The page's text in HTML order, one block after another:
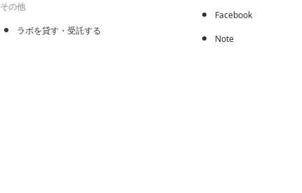
その他
ラボを貸す・受託する
Facebook
Note